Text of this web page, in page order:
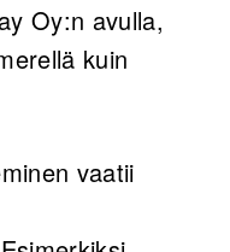
Oy:n avulla,
kuin
vaatii